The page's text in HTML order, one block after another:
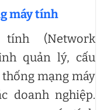
máy tính
(Network
quản lý, cấu
mạng máy
doanh nghiệp.